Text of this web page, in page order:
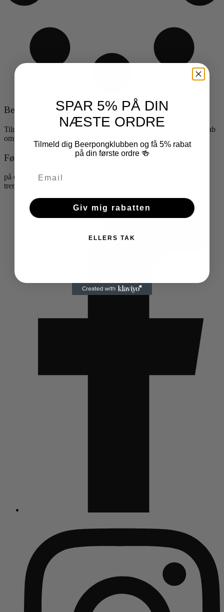
Beerpong Klubben
Tilmeld dig vores kundeklub og vær med i vores unikke fællesskab
om beerpong & festartikler
Følg os
på de sociale medier – og bliv inspireret af de nyeste beerpong
trends
SPAR 5% PÅ DIN
NÆSTE ORDRE
Tilmeld dig Beerpongklubben og få 5% rabat
på din første ordre 🍻
Giv mig rabatten
ELLERS TAK